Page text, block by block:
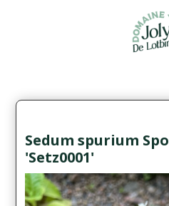
Sedum spurium
'Setz0001'